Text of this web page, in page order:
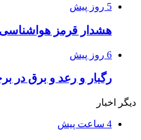
5 روز پیش
هشدار قرمز هواشناسی برای گرمای ۵۰ درجه؛
6 روز پیش
رگبار و رعد و برق در
دیگر اخبار
4 ساعت پیش